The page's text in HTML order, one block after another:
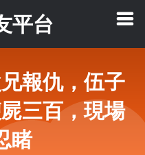
平台
報仇，伍子
三百，現場
睹